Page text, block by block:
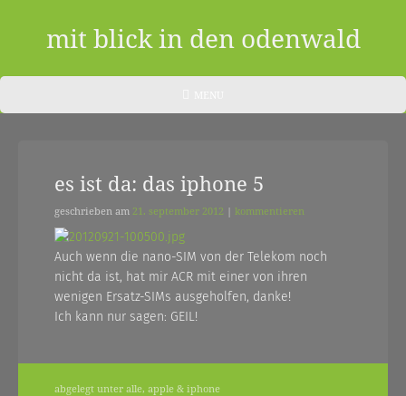
mit blick in den odenwald
blog
dem
odenwald
zwischendurch
es ist da: das iphone 5
geschrieben am 21. september 2012 | kommentieren
Auch wenn die nano-SIM von der Telekom noch
nicht da ist, hat mir ACR mit einer von ihren
wenigen Ersatz-SIMs ausgeholfen, danke!
Ich kann nur sagen: GEIL!
abgelegt unter alle, apple & iphone